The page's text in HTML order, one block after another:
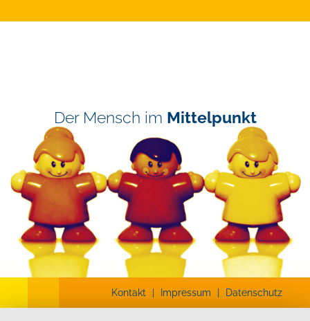
Der Mensch im Mittelpunkt
Kontakt Impressum Datenschutz